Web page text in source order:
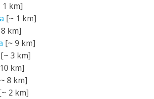
1 km]
[~ 1 km]
8 km]
[~9 km]
[~3 km]
10 km]
8 km]
2 km]